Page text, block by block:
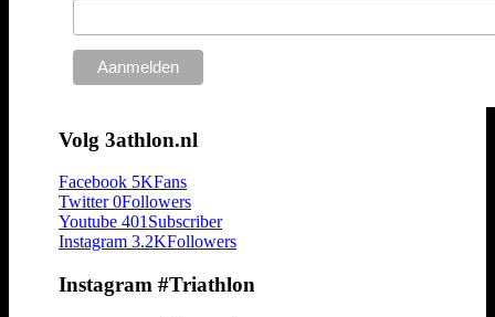
Volg 3athlon.nl
Facebook 5KFans
Twitter 0Followers
Youtube 401 Subscriber
Instagram 3.2KFollowers
Instagram #Triathlon